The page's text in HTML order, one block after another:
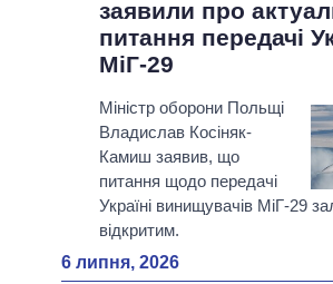
заявили про
питання передачі
МіГ-29
Міністр оборони Польщі
Владислав Косіняк-
Камиш заявив, що
питання щодо передачі
Україні винищувачів МіГ-29
відкритим.
6 липня, 2026